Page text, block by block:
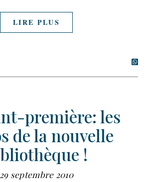
LIRE PLUS
première: les
de la nouvelle
!
29 septembre 2010